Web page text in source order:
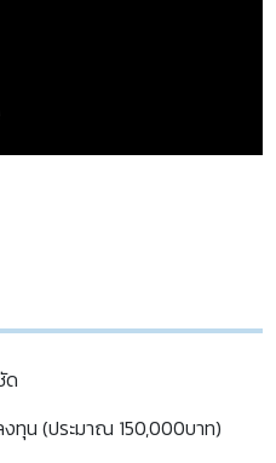
ด
ทุน (ประมาณ 150,000บาท)